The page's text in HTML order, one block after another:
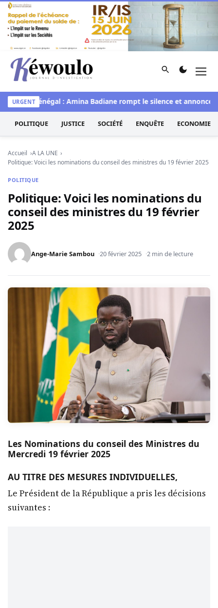
Aller au contenu
Kéwoulo, le premier site d'information et d'investigation
Rechercher
URGENT
Miss Sénégal : Amina Badiane rompt le silence et annonce
POLITIQUE JUSTICE SOCIÉTÉ ENQUÊTE ECONOMIE
Accueil
A LA UNE
Politique: Voici les nominations du conseil des ministres du 19 février 2025
POLITIQUE
Politique: Voici les nominations du
conseil des ministres du 19 février
2025
Ange-Marie Sambou 20 février 2025 2 min de lecture
Les Nominations du conseil des Ministres du
Mercredi 19 février 2025
AU TITRE DES MESURES INDIVIDUELLES,
Le Président de la République a pris les décisions
suivantes :